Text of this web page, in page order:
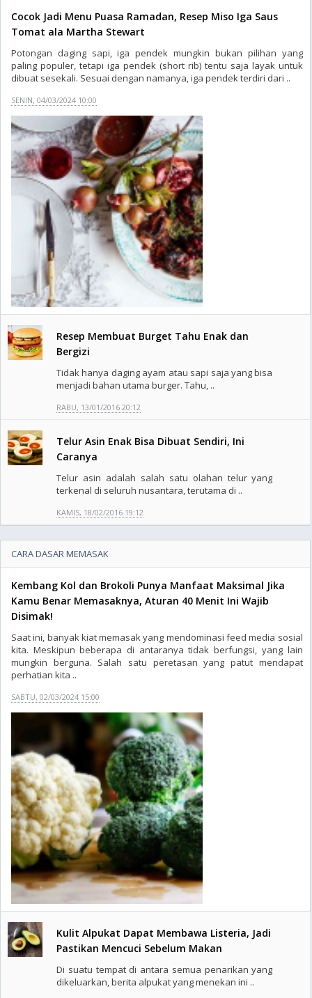
Cocok Jadi Menu Puasa Ramadan, Resep Miso Iga Saus
Tomat ala Martha Stewart
Potongan daging sapi, iga pendek mungkin bukan pilihan yang
paling populer, tetapi iga pendek (short rib) tentu saja layak untuk
dibuat sesekali. Sesuai dengan namanya, iga pendek terdiri dari ..
SENIN, 04/03/2024 10:00
Resep Membuat Burget Tahu Enak dan
Bergizi
Tidak hanya daging ayam atau sapi saja yang bisa
menjadi bahan utama burger. Tahu, ..
RABU, 13/01/2016 20:12
Telur Asin Enak Bisa Dibuat Sendiri, Ini
Caranya
Telur asin adalah salah satu olahan telur yang
terkenal di seluruh nusantara, terutama di ..
KAMIS, 18/02/2016 19:12
CARA DASAR MEMASAK
Kembang Kol dan Brokoli Punya Manfaat Maksimal Jika
Kamu Benar Memasaknya, Aturan 40 Menit Ini Wajib
Disimak!
Saat ini, banyak kiat memasak yang mendominasi feed media sosial
kita. Meskipun beberapa di antaranya tidak berfungsi, yang lain
mungkin berguna. Salah satu peretasan yang patut mendapat
perhatian kita ..
SABTU, 02/03/2024 15:00
Kulit Alpukat Dapat Membawa Listeria, Jadi
Pastikan Mencuci Sebelum Makan
Di suatu tempat di antara semua penarikan yang
dikeluarkan, berita alpukat yang menekan ini ..